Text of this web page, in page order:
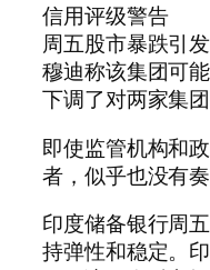
信用评级警告
周五股市暴跌引
穆迪称该集团可
下调了对两家集团
即使监管机构和
者，似乎也没有奏
印度储备银行周
持弹性和稳定。